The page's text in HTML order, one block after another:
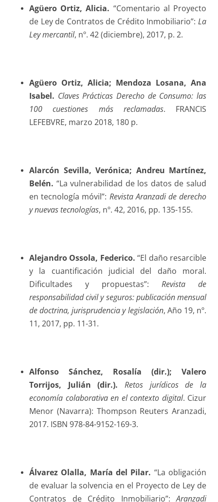
Agüero Ortiz, Alicia. “Comentario al Proyecto
de Ley de Contratos de Crédito Inmobiliario”: La
Ley mercantil, nº. 42 (diciembre), 2017, p. 2.
Agüero Ortiz, Alicia; Mendoza Losana, Ana
Isabel. Claves Prácticas Derecho de Consumo: las
100 cuestiones más reclamadas. FRANCIS
LEFEBVRE, marzo 2018, 180 p.
Alarcón Sevilla, Verónica; Andreu Martínez,
Belén. “La vulnerabilidad de los datos de salud
en tecnología móvil”: Revista Aranzadi de derecho
y nuevas tecnologías, nº. 42, 2016, pp. 135-155.
Alejandro Ossola, Federico. “El daño resarcible
y la cuantificación judicial del daño moral.
Dificultades y propuestas”: Revista de
responsabilidad civil y seguros: publicación mensual
de doctrina, jurisprudencia y legislación, Año 19, nº.
11, 2017, pp. 11-31.
Alfonso Sánchez, Rosalía (dir.); Valero
Torrijos, Julián (dir.).
Retos jurídicos de la
economía colaborativa en el contexto digital. Cizur
Menor (Navarra): Thompson Reuters Aranzadi,
2017. ISBN 978-84-9152-169-3.
Álvarez Olalla, María del Pilar. “La obligación
de evaluar la solvencia en el Proyecto de Ley de
Contratos de Crédito Inmobiliario”:Aranzadi